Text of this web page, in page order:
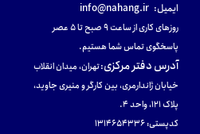
ایمیل: info@nahang.ir
روزهای کاری از ساعت ۹ صبح تا ۵ عصر
پاسخگوی تماس شما هستیم.
آدرس دفتر مرکزی:تهران، میدان انقلاب
خیابان ژاندارمری، بین کارگر و منیری جاوید،
پلاک 121، واحد ۴.
کدپستی: 131465433۶